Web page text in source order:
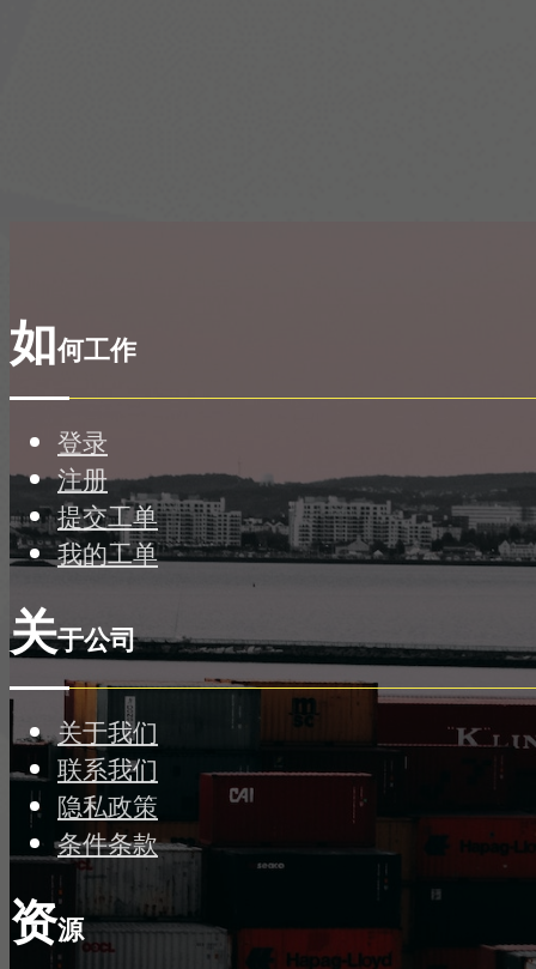
如何工作
登录
注册
提交工单
我的工单
关于公司
关于我们
联系我们
隐私政策
条件条款
资源